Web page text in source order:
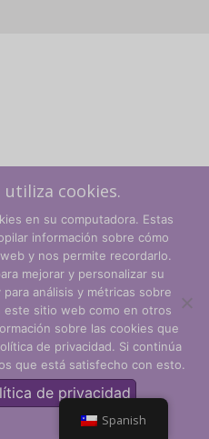
condiciones
privacidad
Inc. Todos los derechos
Spanish
cookies.
en su computadora. Estas
información sobre cómo
y nos permite recordarlo.
mejorar y personalizar su
análisis y métricas sobre
sitio web como en otros
sobre las cookies que
de privacidad. Si continúa
que está satisfecho con esto.
de privacidad